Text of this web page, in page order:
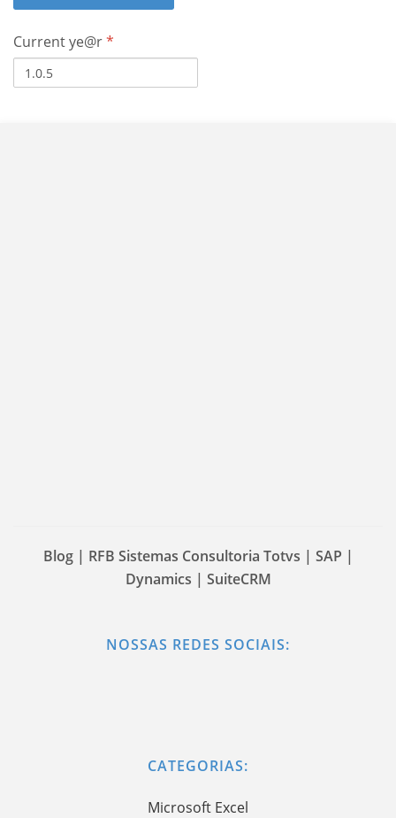
Current ye@r*
Blog | RFB Sistemas Consultoria Totvs | SAP |
Dynamics | SuiteCRM
NOSSAS REDES SOCIAIS:
CATEGORIAS:
Microsoft Excel